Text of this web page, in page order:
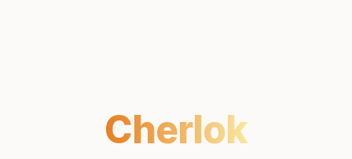
Cherlok